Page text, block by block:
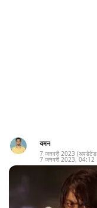
यमन
7 जनवरी 2023 (अपडेटेड:
7 जनवरी 2023, 04:12